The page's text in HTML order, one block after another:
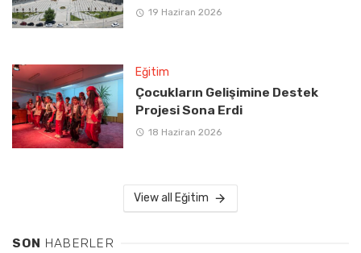
19 Haziran 2026
Eğitim
Çocukların Gelişimine Destek
Projesi Sona Erdi
18 Haziran 2026
View all Eğitim
SON HABERLER